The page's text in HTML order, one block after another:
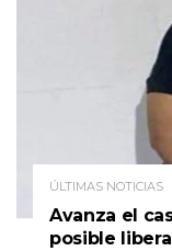
ÚLTIMAS NOTICIAS
Avanza el
posible